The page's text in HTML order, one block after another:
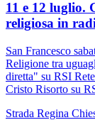
11 e 12 luglio.
religiosa in
San Francesco
Religione tra
diretta" su RSI
Cristo Risorto su
Strada Regina